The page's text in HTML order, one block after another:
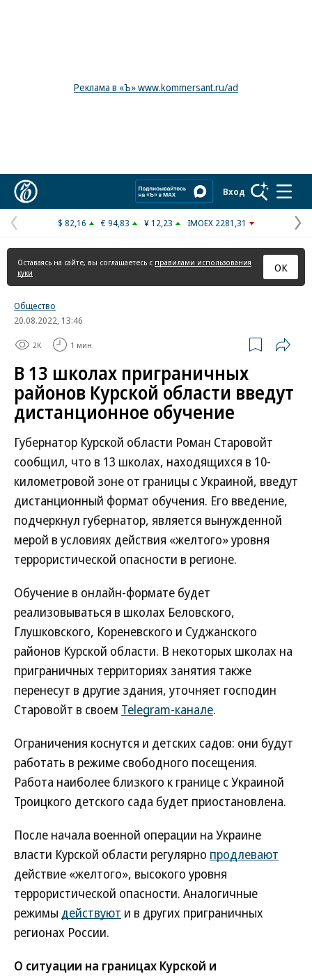
Реклама в «Ъ» www.kommersant.ru/ad
Вход
Предыдущая
страница
$ 82,16 € 94,83 ¥ 12,23 IMOEX 2281,31
Оставаясь на сайте, вы соглашаетесь с правилами использования
куки
ОК
Общество
20.08.2022, 13:46
2K 1 мин.
В 13 школах приграничных
районов Курской области введут
дистанционное обучение
Губернатор Курской области Роман Старовойт
сообщил, что в 13 школах, находящихся в 10-
километровой зоне от границы с Украиной, введут
дистанционный формат обучения. Его введение,
подчеркнул губернатор, является вынужденной
мерой в условиях действия «желтого» уровня
террористической опасности в регионе.
Обучение в онлайн-формате будет
реализовываться в школах Беловского,
Глушковского, Кореневского и Суджанского
районов Курской области. В некоторых школах на
приграничных территориях занятия также
перенесут в другие здания, уточняет господин
Старовойт в своем Telegram-канале.
Ограничения коснутся и детских садов: они будут
работать в режиме свободного посещения.
Работа наиболее близкого к границе с Украиной
Троицкого детского сада будет приостановлена.
После начала военной операции на Украине
власти Курской области регулярно продлевают
действие «желтого», высокого уровня
террористической опасности. Аналогичные
режимы действуют и в других приграничных
регионах России.
О ситуации на границах Курской и